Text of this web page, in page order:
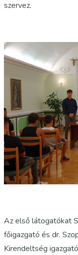
szervez.
Az első látogatókat
főigazgató és dr.
Kirendeltség